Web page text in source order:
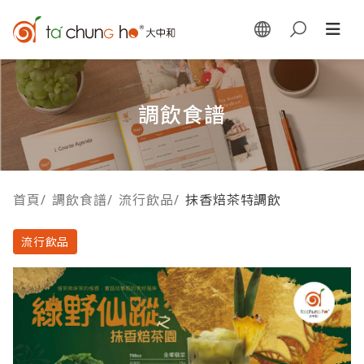
調飲食譜
首頁/ 調飲食譜/ 流行飲品/ 抹香焙茶特調飲
流行飲品